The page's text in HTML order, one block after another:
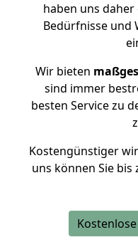
haben uns
Bedürfnisse und
Wir bieten
sind immer
besten Service zu
Kostengünstiger
uns können Sie bis